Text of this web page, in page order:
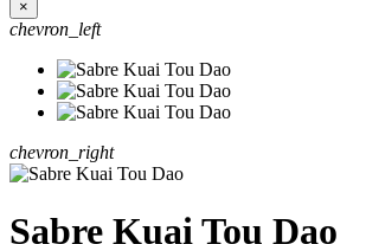
×
chevron_left
chevron_right
Sabre Kuai Tou Dao